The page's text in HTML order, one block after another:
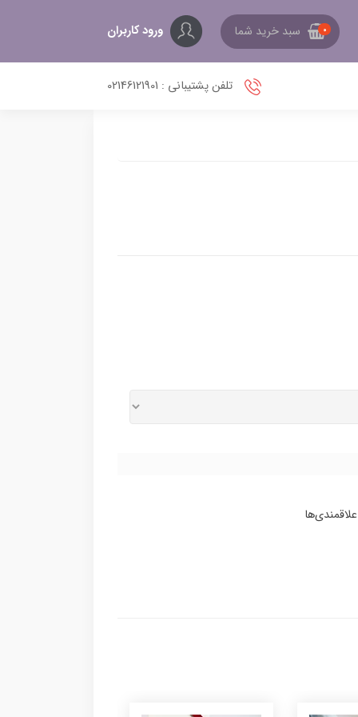
0 سبد خرید شما ورود کاربران
تلفن پشتیبانی : 02146121901